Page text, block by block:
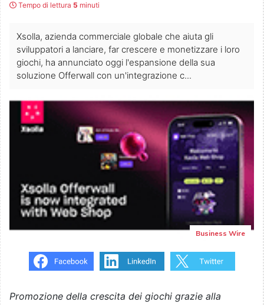
Tempo di lettura 5 minuti
Xsolla, azienda commerciale globale che aiuta gli
sviluppatori a lanciare, far crescere e monetizzare i loro
giochi, ha annunciato oggi l'espansione della sua
soluzione Offerwall con un'integrazione c...
Business Wire
Promozione della crescita dei giochi grazie alla